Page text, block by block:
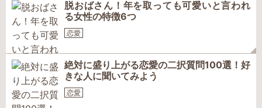
脱おばさん！年を取っても可愛いと言われ
る女性の特徴6つ
恋愛
絶対に盛り上がる恋愛の二択質問100選！好
きな人に聞いてみよう
恋愛